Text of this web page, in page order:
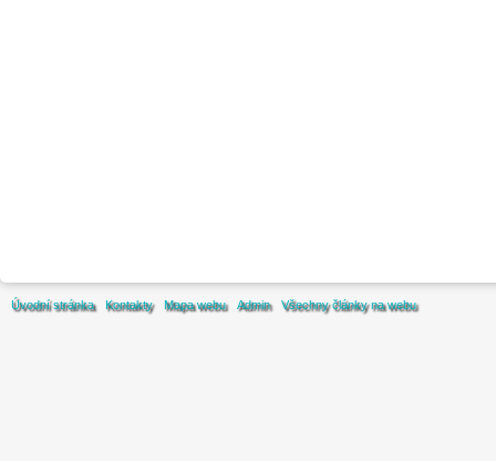
Úvodní stránka Kontakty Mapa webu Admin Všechny články na webu